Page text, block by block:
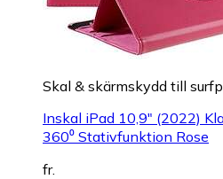
Skal & skärmskydd till
Inskal iPad 10,9" (2022)
360⁰ Stativfunktion Rose
fr.